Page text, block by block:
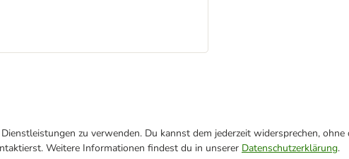
zu verwenden. Du kannst dem jederzeit widersprechen, ohne
Weitere Informationen findest du in unserer Datenschutzerklärung.